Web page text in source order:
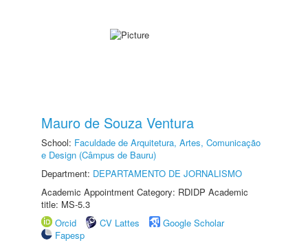
Mauro de Souza Ventura
School: Faculdade de Arquitetura, Artes, Comunicação
e Design (Câmpus de Bauru)
Department: DEPARTAMENTO DE JORNALISMO
Academic Appointment Category: RDIDP Academic
title: MS-5.3
Orcid
CV Lattes
Google Scholar
Fapesp